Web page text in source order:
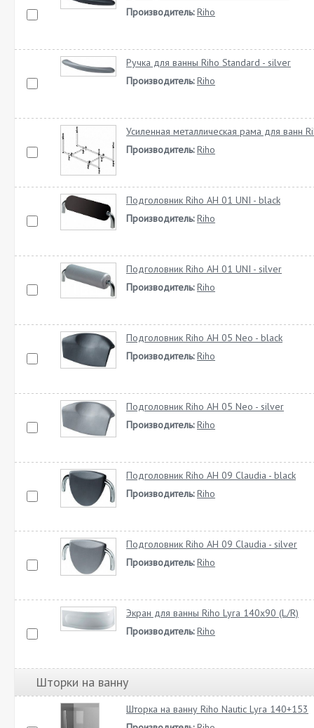
Производитель: Riho
Ручка для ванны Riho Standard - silver
Производитель: Riho
Усиленная металлическая рама для ванн
Производитель: Riho
Подголовник Riho AH 01 UNI - black
Производитель: Riho
Подголовник Riho AH 01 UNI - silver
Производитель: Riho
Подголовник Riho AH 05 Neo - black
Производитель: Riho
Подголовник Riho AH 05 Neo - silver
Производитель: Riho
Подголовник Riho AH 09 Claudia - black
Производитель: Riho
Подголовник Riho AH 09 Claudia - silver
Производитель: Riho
Экран для ванны Riho Lyra 140х90 (L/R)
Производитель: Riho
Шторки на ванну
Шторка на ванну Riho Nautic Lyra 140+153